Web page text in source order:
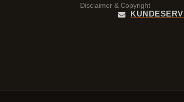
Disclaimer & Copyright